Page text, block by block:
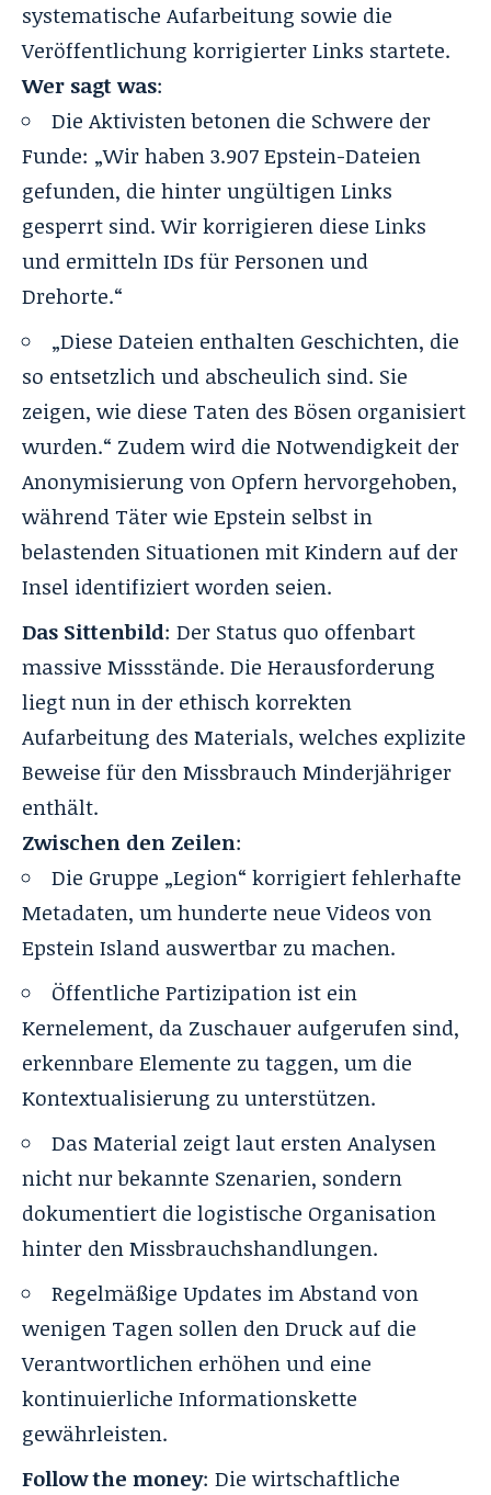
systematische Aufarbeitung sowie die
Veröffentlichung korrigierter Links startete.
Wer sagt was:
Die Aktivisten betonen die Schwere der
Funde: „Wir haben 3.907 Epstein-Dateien
gefunden, die hinter ungültigen Links
gesperrt sind. Wir korrigieren diese Links
und ermitteln IDs für Personen und
Drehorte.“
„Diese Dateien enthalten Geschichten, die
so entsetzlich und abscheulich sind. Sie
zeigen, wie diese Taten des Bösen organisiert
wurden.“ Zudem wird die Notwendigkeit der
Anonymisierung von Opfern hervorgehoben,
während Täter wie Epstein selbst in
belastenden Situationen mit Kindern auf der
Insel identifiziert worden seien.
Das Sittenbild: Der Status quo offenbart
massive Missstände. Die Herausforderung
liegt nun in der ethisch korrekten
Aufarbeitung des Materials, welches explizite
Beweise für den Missbrauch Minderjähriger
enthält.
Zwischen den Zeilen:
Die Gruppe „Legion“ korrigiert fehlerhafte
Metadaten, um hunderte neue Videos von
Epstein Island auswertbar zu machen.
Öffentliche Partizipation ist ein
Kernelement, da Zuschauer aufgerufen sind,
erkennbare Elemente zu taggen, um die
Kontextualisierung zu unterstützen.
Das Material zeigt laut ersten Analysen
nicht nur bekannte Szenarien, sondern
dokumentiert die logistische Organisation
hinter den Missbrauchshandlungen.
Regelmäßige Updates im Abstand von
wenigen Tagen sollen den Druck auf die
Verantwortlichen erhöhen und eine
kontinuierliche Informationskette
gewährleisten.
Follow the money: Die wirtschaftliche